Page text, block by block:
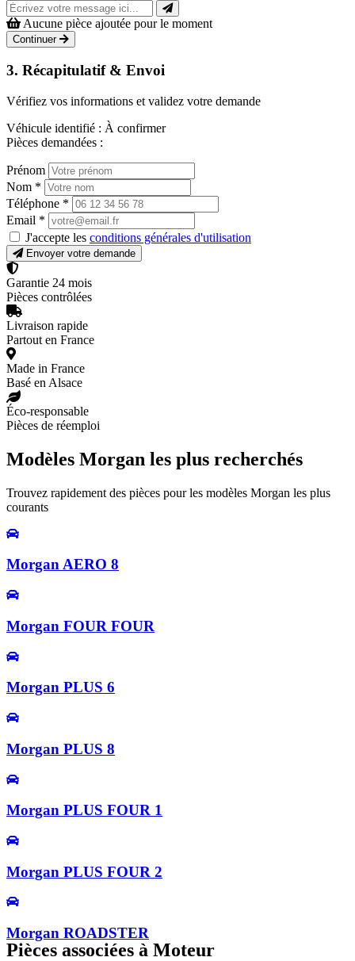
Aucune pièce ajoutée pour le moment
Continuer
3. Récapitulatif & Envoi
Vérifiez vos informations et validez votre demande
Véhicule identifié : À confirmer
Pièces demandées :
Prénom
Nom *
Téléphone *
Email *
J'accepte les conditions générales d'utilisation
Envoyer votre demande
Garantie 24 mois
Pièces contrôlées
Livraison rapide
Partout en France
Made in France
Basé en Alsace
Éco-responsable
Pièces de réemploi
Modèles Morgan les plus recherchés
Trouvez rapidement des pièces pour les modèles Morgan les plus
courants
Morgan AERO 8
Morgan FOUR FOUR
Morgan PLUS 6
Morgan PLUS 8
Morgan PLUS FOUR 1
Morgan PLUS FOUR 2
Morgan ROADSTER
Pièces associées à Moteur